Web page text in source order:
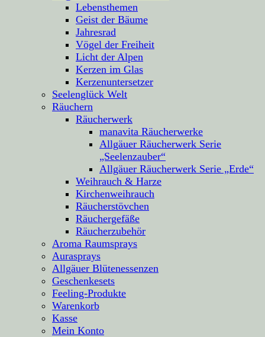
Lebensthemen
Geist der Bäume
Jahresrad
Vögel der Freiheit
Licht der Alpen
Kerzen im Glas
Kerzenuntersetzer
Seelenglück Welt
Räuchern
Räucherwerk
manavita Räucherwerke
Allgäuer Räucherwerk Serie
„Seelenzauber“
Allgäuer Räucherwerk Serie „Erde“
Weihrauch & Harze
Kirchenweihrauch
Räucherstövchen
Räuchergefäße
Räucherzubehör
Aroma Raumsprays
Aurasprays
Allgäuer Blütenessenzen
Geschenkesets
Feeling-Produkte
Warenkorb
Kasse
Mein Konto